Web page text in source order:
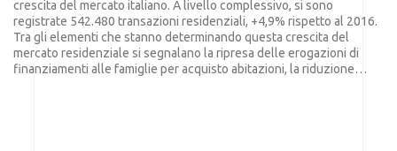
crescita del mercato italiano. A livello complessivo, si sono
registrate 542.480 transazioni residenziali, +4,9% rispetto al 2016.
Tra gli elementi che stanno determinando questa crescita del
mercato residenziale si segnalano la ripresa delle erogazioni di
finanziamenti alle famiglie per acquisto abitazioni, la riduzione…